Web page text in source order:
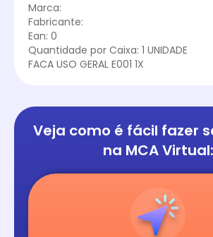
Marca:
Fabricante:
Ean: 0
Quantidade por Caixa: 1 UNIDADE
FACA USO GERAL E001 1X
Veja como é fácil fazer
na MCA Virtual: